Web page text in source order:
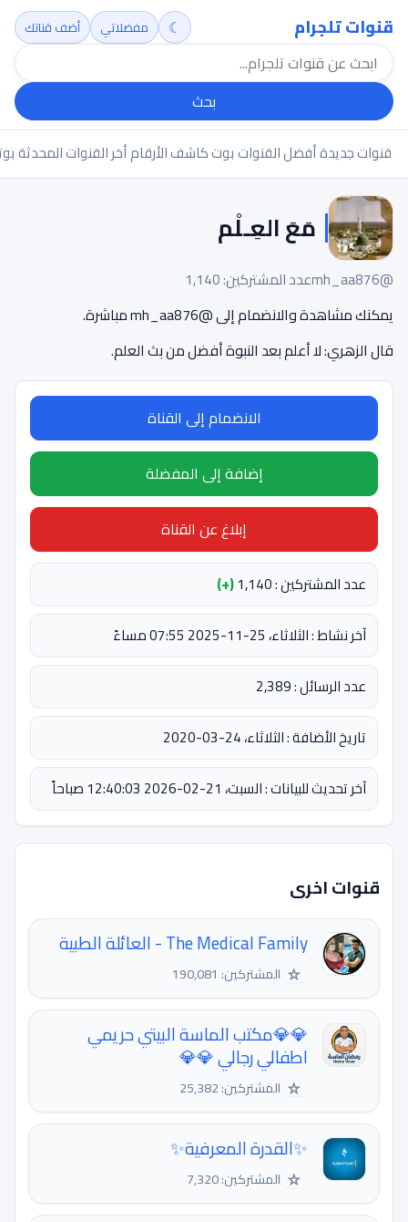
قنوات تلجرام
بحث
☾ مفضلاتي أضف قناتك
قنوات جديدةأفضل القنواتبوت كاشف الأرقامأخر القنوات المحدثة
مَعَ العِـلْم
@mh_aa876
عدد المشتركين: 1,140
يمكنك مشاهدة والانضمام إلى @mh_aa876 مباشرة.
قال الزهري: لا أعلم بعد النبوة أفضل من بث العلم.
الانضمام إلى القناة
إضافة إلى المفضلة
إبلاغ عن القناة
عدد المشتركين : 1,140
(+)
آخر نشاط : الثلاثاء، 25-11-2025 07:55 مساءً
عدد الرسائل : 2,389
تاريخ الأضافة : الثلاثاء، 24-03-2020
آخر تحديث للبيانات : السبت، 21-02-2026 12:40:03 صباحاً
قنوات اخرى
The Medical Family - العائلة الطبية
☆ المشتركين: 190,081
💎💎مكتب الماسة البيتي حريمي
اطفالي رجالي 💎💎
☆ المشتركين: 25,382
✨القدرة المعرفية✨
☆ المشتركين: 7,320